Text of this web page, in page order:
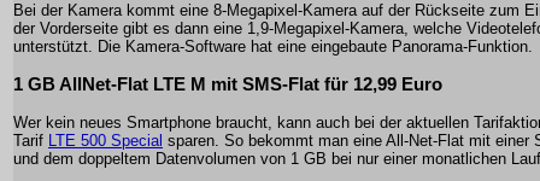
Bei der Kamera kommt eine 8-Megapixel-Kamera auf der Rückseite zum
der Vorderseite gibt es dann eine 1,9-Megapixel-Kamera, welche
unterstützt. Die Kamera-Software hat eine eingebaute Panorama-Funktion.
1 GB AllNet-Flat LTE M mit SMS-Flat für 12,99 Euro
Wer kein neues Smartphone braucht, kann auch bei der aktuellen
Tarif LTE 500 Special sparen. So bekommt man eine All-Net-Flat mit einer
und dem doppeltem Datenvolumen von 1 GB bei nur einer monatlichen